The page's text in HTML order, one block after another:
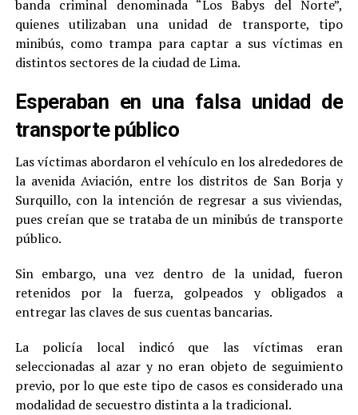
banda criminal denominada “Los Babys del Norte”,
quienes utilizaban una unidad de transporte, tipo
minibús, como trampa para captar a sus víctimas en
distintos sectores de la ciudad de Lima.
Esperaban en una falsa unidad de
transporte público
Las víctimas abordaron el vehículo en los alrededores de
la avenida Aviación, entre los distritos de San Borja y
Surquillo, con la intención de regresar a sus viviendas,
pues creían que se trataba de un minibús de transporte
público.
Sin embargo, una vez dentro de la unidad, fueron
retenidos por la fuerza, golpeados y obligados a
entregar las claves de sus cuentas bancarias.
La policía local indicó que las víctimas eran
seleccionadas al azar y no eran objeto de seguimiento
previo, por lo que este tipo de casos es considerado una
modalidad de secuestro distinta a la tradicional.